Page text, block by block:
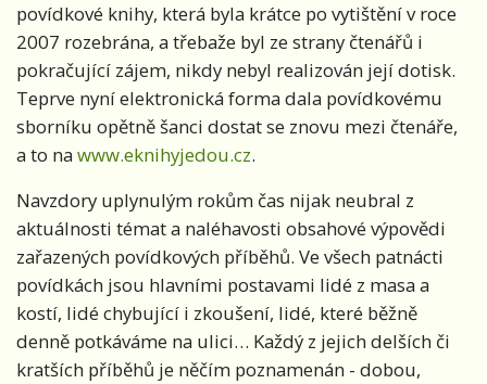
povídkové knihy, která byla krátce po vytištění v roce
2007 rozebrána, a třebaže byl ze strany čtenářů i
pokračující zájem, nikdy nebyl realizován její dotisk.
Teprve nyní elektronická forma dala povídkovému
sborníku opětně šanci dostat se znovu mezi čtenáře,
a to nawww.eknihyjedou.cz.
Navzdory uplynulým rokům čas nijak neubral z
aktuálnosti témat a naléhavosti obsahové výpovědi
zařazených povídkových příběhů. Ve všech patnácti
povídkách jsou hlavními postavami lidé z masa a
kostí, lidé chybující i zkoušení, lidé, které běžně
denně potkáváme na ulici… Každý z jejich delších či
kratších příběhů je něčím poznamenán - dobou,